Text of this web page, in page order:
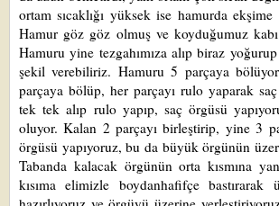
ortam sıcaklığı yüksek ise hamurda
Hamur göz göz olmuş ve koyduğumuz
Hamuru yine tezgahımıza alıp biraz
şekil verebiliriz. Hamuru 5 parçaya
parçaya bölüp, her parçayı rulo yaparak
tek tek alıp rulo yapıp, saç örgüsü
oluyor. Kalan 2 parçayı birleştirip, yine 3
örgüsü yapıyoruz, bu da büyük örgünün
Tabanda kalacak örgünün orta kısmına
kısıma elimizle boydanhafifçe